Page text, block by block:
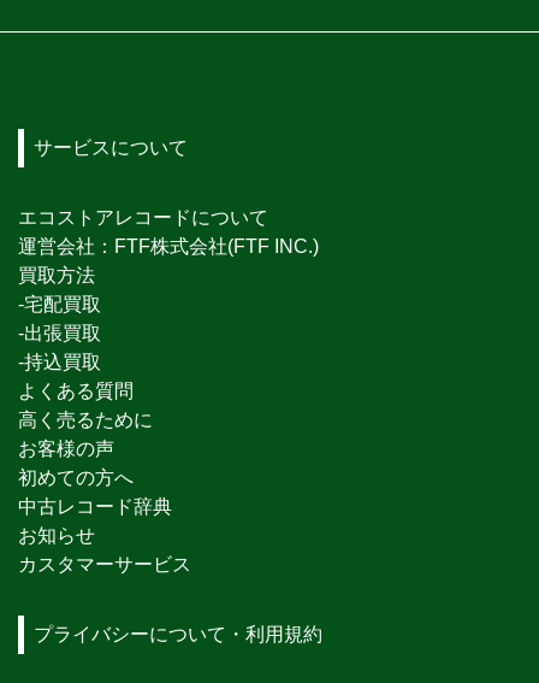
サービスについて
エコストアレコードについて
運営会社：FTF株式会社(FTF INC.)
買取方法
-宅配買取
-出張買取
-持込買取
よくある質問
高く売るために
お客様の声
初めての方へ
中古レコード辞典
お知らせ
カスタマーサービス
プライバシーについて・利用規約